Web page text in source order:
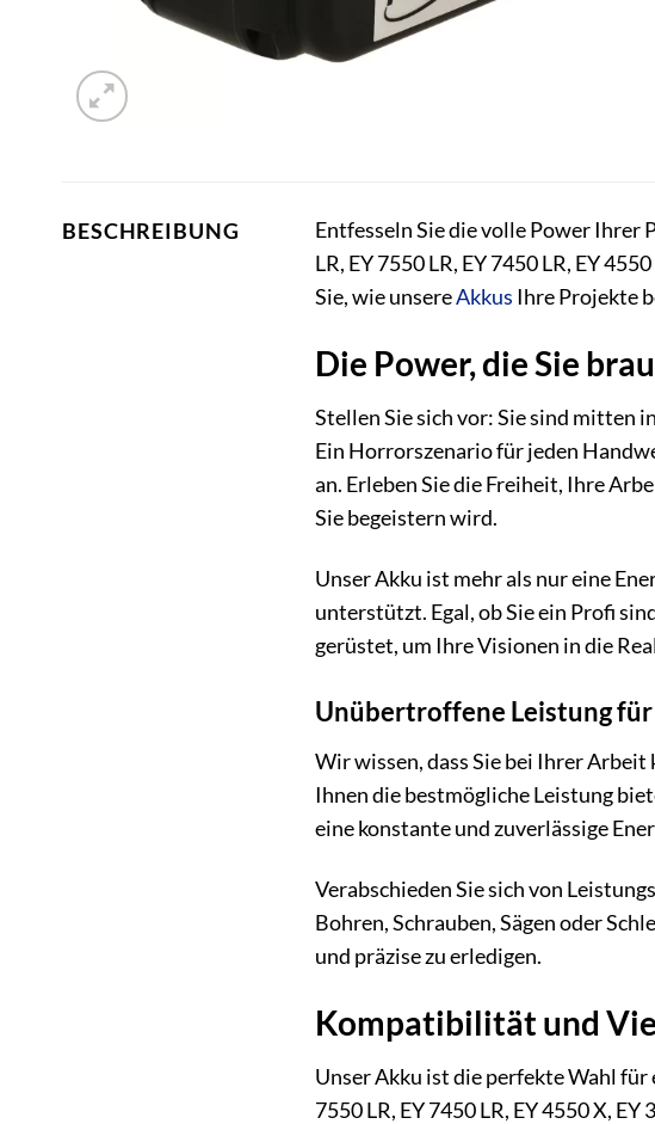
BESCHREIBUNG
Entfesseln Sie die volle Power Ihrer
LR, EY 7550 LR, EY 7450 LR, EY
Sie, wie unsereAkkus Ihre Projekte
Die Power, die Sie
Stellen Sie sich vor: Sie sind mitten
Ein Horrorszenario für jeden
an. Erleben Sie die Freiheit, Ihre
Sie begeistern wird.
Unser Akku ist mehr als nur eine
unterstützt. Egal, ob Sie ein Profi
gerüstet, um Ihre Visionen in die
Unübertroffene Leistung
Wir wissen, dass Sie bei Ihrer
Ihnen die bestmögliche Leistung
eine konstante und zuverlässige
Verabschieden Sie sich von
Bohren, Schrauben, Sägen oder
und präzise zu erledigen.
Kompatibilität und
Unser Akku ist die perfekte Wahl für
7550 LR, EY 7450 LR, EY 4550 X,